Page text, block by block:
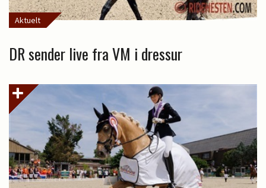
Aktuelt
DR sender live fra VM i dressur